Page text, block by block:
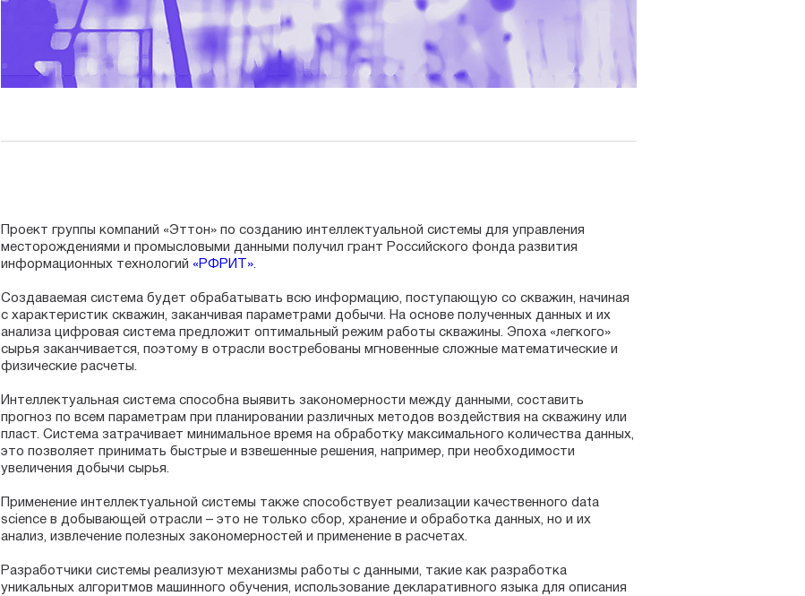
Проект группы компаний «Эттон» по созданию интеллектуальной системы для управления
месторождениями и промысловыми данными получил грант Российского фонда развития
информационных технологий «РФРИТ».
Создаваемая система будет обрабатывать всю информацию, поступающую со скважин, начиная
с характеристик скважин, заканчивая параметрами добычи. На основе полученных данных и их
анализа цифровая система предложит оптимальный режим работы скважины. Эпоха «легкого»
сырья заканчивается, поэтому в отрасли востребованы мгновенные сложные математические и
физические расчеты.
Интеллектуальная система способна выявить закономерности между данными, составить
прогноз по всем параметрам при планировании различных методов воздействия на скважину или
пласт. Система затрачивает минимальное время на обработку максимального количества данных,
это позволяет принимать быстрые и взвешенные решения, например, при необходимости
увеличения добычи сырья.
Применение интеллектуальной системы также способствует реализации качественного data
science в добывающей отрасли – это не только сбор, хранение и обработка данных, но и их
анализ, извлечение полезных закономерностей и применение в расчетах.
Разработчики системы реализуют механизмы работы с данными, такие как разработка
уникальных алгоритмов машинного обучения, использование декларативного языка для описания